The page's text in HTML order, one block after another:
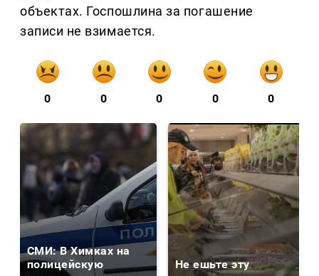
объектах. Госпошлина за погашение
записи не взимается.
0 0 0 0 0
СМИ: В Химках на
полицейскую
Не ешьте эту